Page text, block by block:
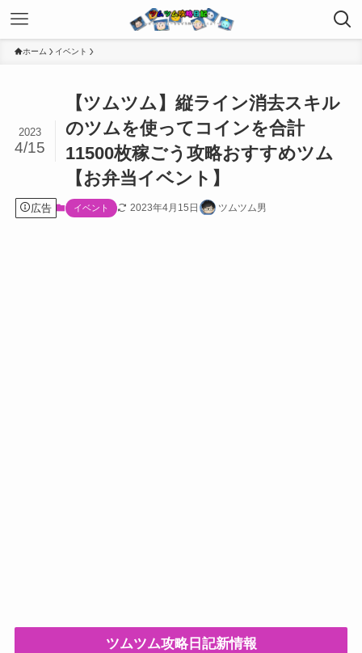
ホーム イベント
【ツムツム】縦ライン消去スキル
のツムを使ってコインを合計
11500枚稼ごう攻略おすすめツム
【お弁当イベント】
2023
4/15
広告 イベント 2023年4月15日 ツムツム男
ツムツム攻略日記新情報